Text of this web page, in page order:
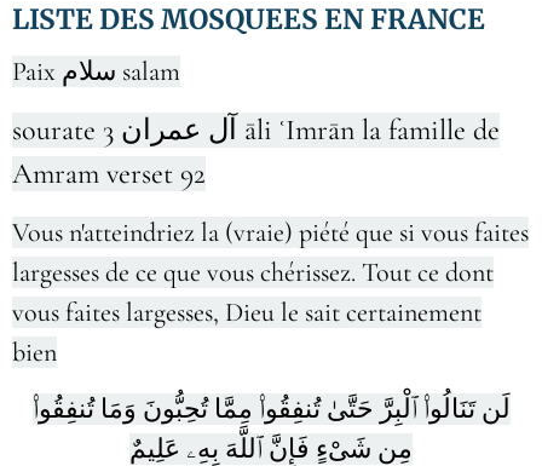
LISTE DES MOSQUEES EN FRANCE
Paix سلام salam
sourate 3 آل عمران āli ʿImrān la famille de
Amram verset 92
Vous n'atteindriez la (vraie) piété que si vous faites
largesses de ce que vous chérissez. Tout ce dont
vous faites largesses, Dieu le sait certainement
bien
لَن تَنَالُوا۟ ٱلْبِرَّ حَتَّىٰ تُنفِقُوا۟ مِمَّا تُحِبُّونَ وَمَا تُنفِقُوا۟
مِن شَىْءٍ فَإِنَّ ٱللَّهَ بِهِۦ عَلِيمٌ